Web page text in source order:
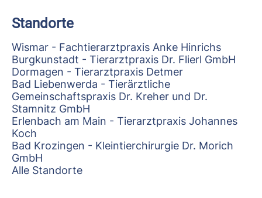
Standorte
Wismar - Fachtierarztpraxis Anke Hinrichs
Burgkunstadt - Tierarztpraxis Dr. Flierl GmbH
Dormagen - Tierarztpraxis Detmer
Bad Liebenwerda - Tierärztliche
Gemeinschaftspraxis Dr. Kreher und Dr.
Stamnitz GmbH
Erlenbach am Main - Tierarztpraxis Johannes
Koch
Bad Krozingen - Kleintierchirurgie Dr. Morich
GmbH
Alle Standorte